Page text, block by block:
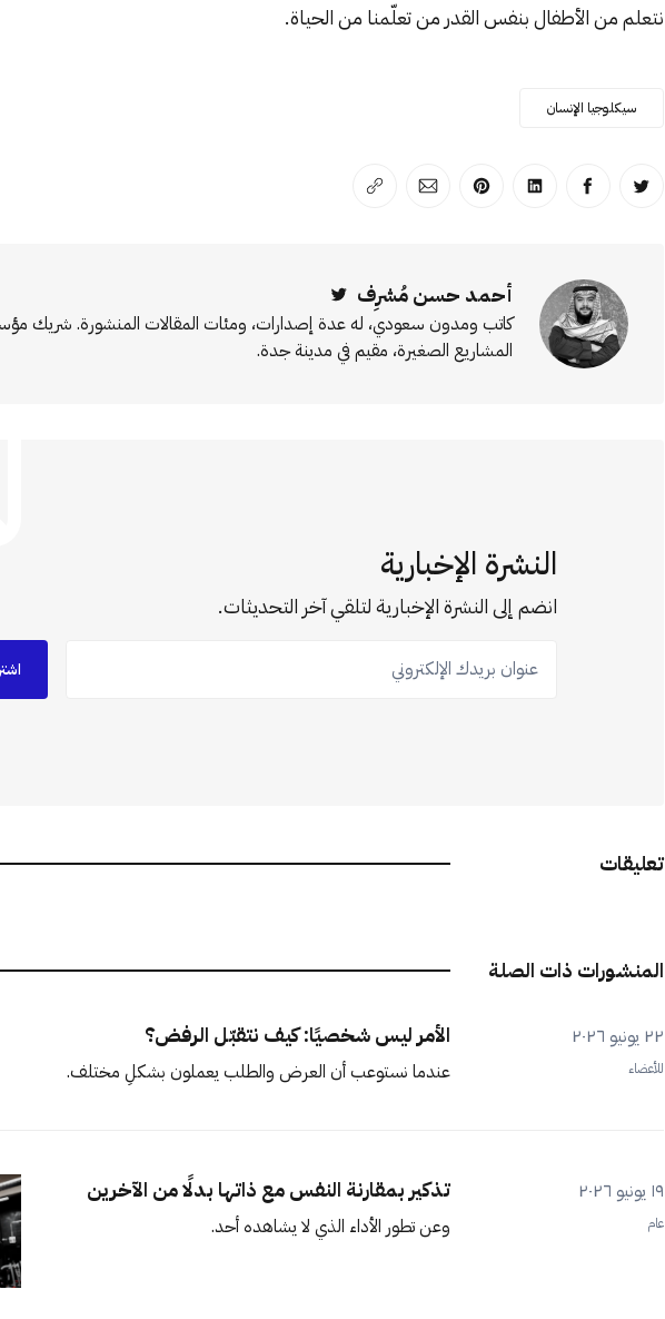
نتعلم من الأطفال بنفس القدر من تعلّمنا من الحياة.
سيكلوجيا الإنسان
انشر على تويترانشر على الفيسبوك
انشر على لينكد إن
انشر على بينترست
انشر على الإيميل
انسخ الرابط
أحمد حسن مُشرِف
كاتب ومدون سعودي، له عدة إصدارات، ومئات المقالات المنشورة. شريك
المشاريع الصغيرة، مقيم في مدينة جدة.
النشرة الإخبارية
انضم إلى النشرة الإخبارية لتلقي آخر التحديثات.
عنوان بريدك الإلكتروني
تعليقات
المنشورات ذات الصلة
٢٢ يونيو ٢٠٢٦
للأعضاء
الأمر ليس شخصيًا: كيف نتقبّل الرفض؟
عندما نستوعب أن العرض والطلب يعملون بشكلٍ مختلف.
١٩ يونيو ٢٠٢٦
عام
تذكير بمقارنة النفس مع ذاتها بدلًا من الآخرين
وعن تطور الأداء الذي لا يشاهده أحد.